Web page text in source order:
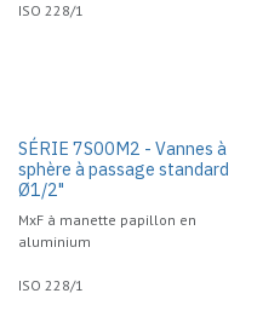
ISO 228/1
SÉRIE 7S00M2 - Vannes à
sphère à passage standard
Ø1/2"
MxF à manette papillon en
aluminium
ISO 228/1